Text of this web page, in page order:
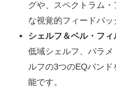
グや、スペクトラム
な視覚的フィードバッ
シェルフ＆ベル・フィ
低域シェルフ、パラ
ルフの3つのEQバン
能です。